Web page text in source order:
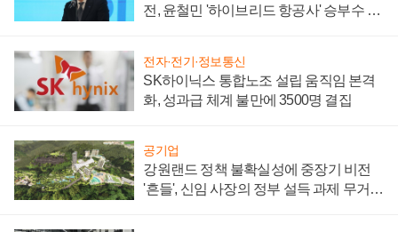
전, 윤철민 '하이브리드 항공사' 승부수 통
전자·전기·정보통신
SK하이닉스 통합노조 설립 움직임 본격
화, 성과급 체계 불만에 3500명 결집
공기업
강원랜드 정책 불확실성에 중장기 비전
'흔들', 신임 사장의 정부 설득 과제 무거워